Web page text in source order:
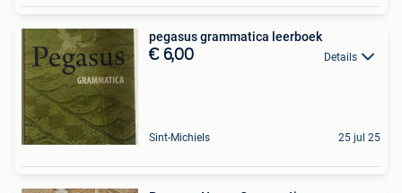
pegasus grammatica leerboek
€ 6,00 Details
Sint-Michiels 25 jul 25